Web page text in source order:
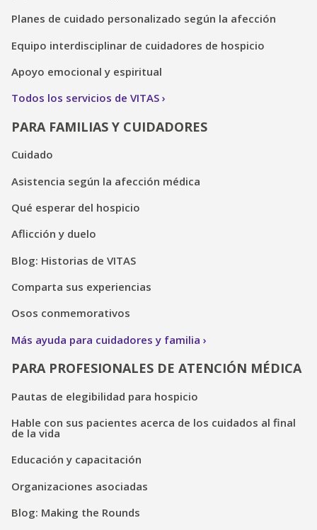
Planes de cuidado personalizado según la afección
Equipo interdisciplinar de cuidadores de hospicio
Apoyo emocional y espiritual
Todos los servicios de VITAS
PARA FAMILIAS Y CUIDADORES
Cuidado
Asistencia según la afección médica
Qué esperar del hospicio
Aflicción y duelo
Blog: Historias de VITAS
Comparta sus experiencias
Osos conmemorativos
Más ayuda para cuidadores y familia
PARA PROFESIONALES DE ATENCIÓN MÉDICA
Pautas de elegibilidad para hospicio
Hable con sus pacientes acerca de los cuidados al final
de la vida
Educación y capacitación
Organizaciones asociadas
Blog: Making the Rounds